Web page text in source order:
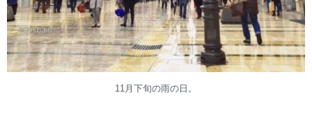
11月下旬の雨の日。